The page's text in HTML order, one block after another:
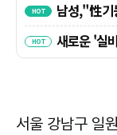
서울 강남구 일